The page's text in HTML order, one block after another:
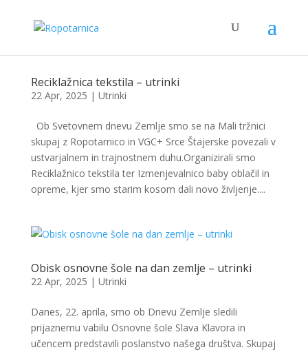
Reciklažnica tekstila – utrinki
22 Apr, 2025 | Utrinki
Ob Svetovnem dnevu Zemlje smo se na Mali tržnici
skupaj z Ropotarnico in VGC+ Srce Štajerske povezali v
ustvarjalnem in trajnostnem duhu.Organizirali smo
Reciklažnico tekstila ter Izmenjevalnico baby oblačil in
opreme, kjer smo starim kosom dali novo življenje....
Obisk osnovne šole na dan zemlje – utrinki
22 Apr, 2025 | Utrinki
Danes, 22. aprila, smo ob Dnevu Zemlje sledili
prijaznemu vabilu Osnovne šole Slava Klavora in
učencem predstavili poslanstvo našega društva. Skupaj